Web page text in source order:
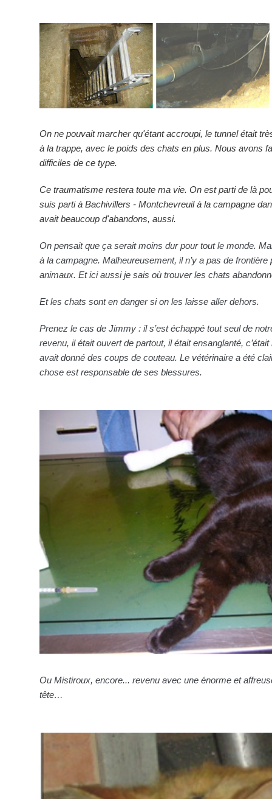
On ne pouvait marcher qu'étant accroupi, le tunnel était
à la trappe, avec le poids des chats en plus. Nous avons
difficiles de ce type.
Ce traumatisme restera toute ma vie. On est parti de là
suis parti à Bachivillers - Montchevreuil à la campagne
avait beaucoup d'abandons, aussi.
On pensait que ça serait moins dur pour tout le monde.
à la campagne. Malheureusement, il n’y a pas de
animaux. Et ici aussi je sais où trouver les chats
Et les chats sont en danger si on les laisse aller dehors.
Prenez le cas de Jimmy : il s’est échappé tout seul de
revenu, il était ouvert de partout, il était ensanglanté,
avait donné des coups de couteau. Le vétérinaire a été
chose est responsable de ses blessures.
Ou Mistiroux, encore... revenu avec une énorme et
tête…